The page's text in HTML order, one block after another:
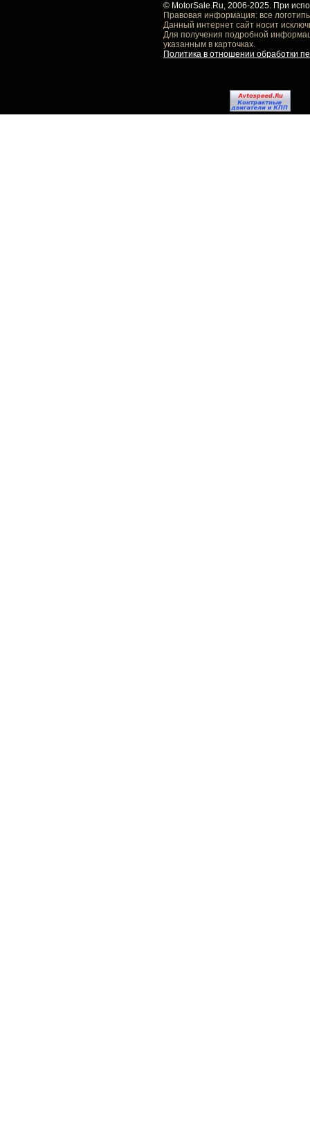
© MotorSale.Ru, 2006-2025. При
Правовая информация: все
Данный интернет сайт носит
Для получения подробной
указанным в карточках.
Политика в отношении обработки